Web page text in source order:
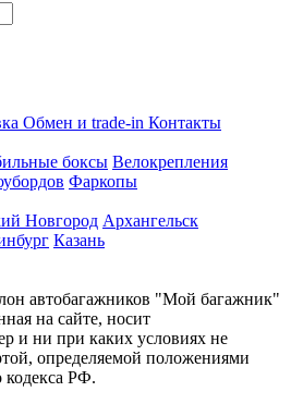
Обмен и trade-in Контакты
боксы Велокрепления
Фаркопы
Новгород Архангельск
Казань
автобагажников "Мой багажник"
на сайте, носит
и ни при каких условиях не
определяемой положениями
кодекса РФ.